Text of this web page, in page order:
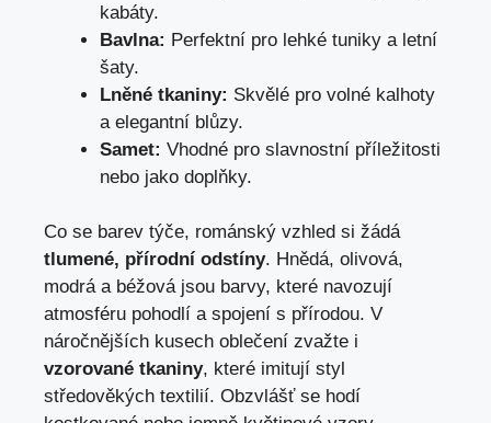
kabáty.
Bavlna: Perfektní pro lehké tuniky a letní
šaty.
Lněné tkaniny: Skvělé pro volné kalhoty
a elegantní blůzy.
Samet: Vhodné pro slavnostní příležitosti
nebo jako doplňky.
Co se barev týče, románský vzhled si žádá
tlumené, přírodní odstíny. Hnědá, olivová,
modrá a béžová jsou barvy, které navozují
atmosféru pohodlí a spojení s přírodou. V
náročnějších kusech oblečení zvažte i
vzorované tkaniny, které imitují styl
středověkých textilií. Obzvlášť se hodí